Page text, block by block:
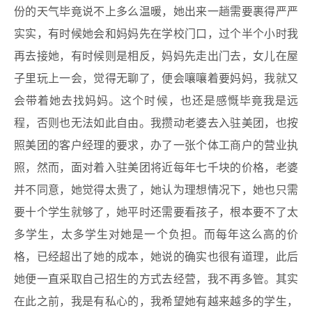
份的天气毕竟说不上多么温暖，她出来一趟需要裹得严严
实实，有时候她会和妈妈先在学校门口，过个半个小时我
再去接她，有时候则是相反，妈妈先走出门去，女儿在屋
子里玩上一会，觉得无聊了，便会嚷嚷着要妈妈，我就又
会带着她去找妈妈。这个时候，也还是感慨毕竟我是远
程，否则也无法如此自由。我攒动老婆去入驻美团，也按
照美团的客户经理的要求，办了一张个体工商户的营业执
照，然而，面对着入驻美团将近每年七千块的价格，老婆
并不同意，她觉得太贵了，她认为理想情况下，她也只需
要十个学生就够了，她平时还需要看孩子，根本要不了太
多学生，太多学生对她是一个负担。而每年这么高的价
格，已经超出了她的成本，她说的确实也很有道理，此后
她便一直采取自己招生的方式去经营，我不再多管。其实
在此之前，我是有私心的，我希望她有越来越多的学生，